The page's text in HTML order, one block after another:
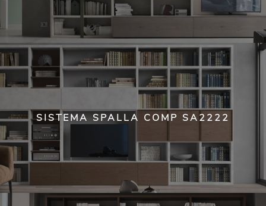
SISTEMA SPALLA COMP SA2222